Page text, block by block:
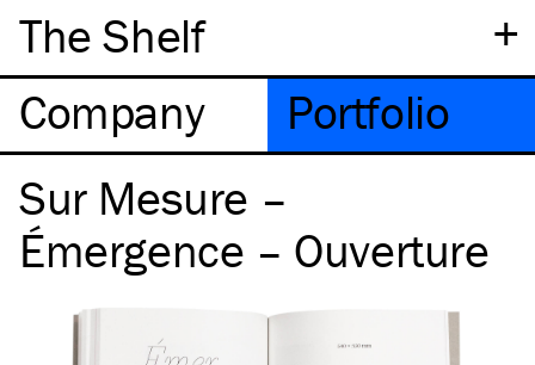
+
The Shelf
Company
Portfolio
Sur Mesure –
Émergence – Ouverture